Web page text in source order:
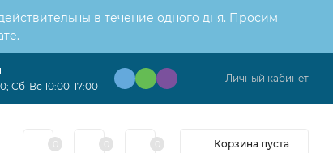
в течение одного дня. Просим
Сб-Вс 10:00-17:00
Личный кабинет
Корзина пуста